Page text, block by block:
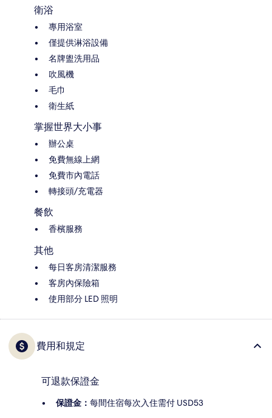
衛浴
專用浴室
僅提供淋浴設備
名牌盥洗用品
吹風機
毛巾
衛生紙
掌握世界大小事
辦公桌
免費無線上網
免費市內電話
轉接頭/充電器
餐飲
香檳服務
其他
每日客房清潔服務
客房內保險箱
使用部分 LED 照明
費用和規定
可退款保證金
保證金： 每間住宿每次入住需付 USD53